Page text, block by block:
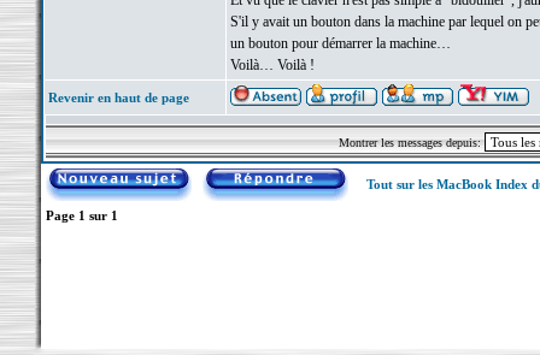
S'il y avait un bouton dans la machine par lequel on
un bouton pour démarrer la machine…
Voilà… Voilà !
Revenir en haut de page
Montrer les messages depuis:
Tout sur les MacBook Index
Page 1 sur 1